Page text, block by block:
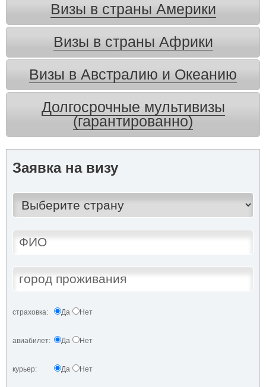
Визы в страны Америки
Визы в страны Африки
Визы в Австралию и Океанию
Долгосрочные мультивизы
(гарантированно)
Заявка на визу
страховка: Да Нет
авиабилет: Да Нет
курьер: Да Нет